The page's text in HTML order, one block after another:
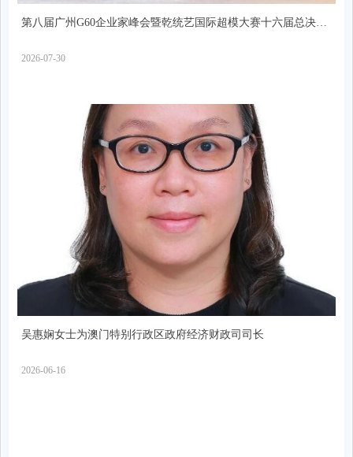
第八届广州G60企业家峰会暨乾统艺国际超模大赛十六届总决赛
2026-07-30
吴惠娴女士为澳门特别行政区政府经济财政司司长
2026-06-16